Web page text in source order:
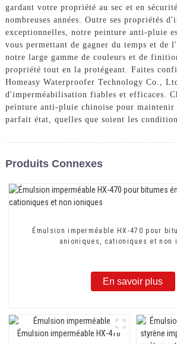
gardant votre propriété au sec et en
nombreuses années. Outre ses propriétés
exceptionnelles, notre peinture anti-pluie
vous permettant de gagner du temps et de
notre large gamme de couleurs et de
propriété tout en la protégeant. Faites
Homeasy Waterproofer Technology Co.,
d'imperméabilisation fiables et efficaces.
peinture anti-pluie chinoise pour maintenir
parfait état, quelles que soient les
Produits Connexes
Émulsion imperméable HX-470 pour
anioniques, cationiques et non
En savoir plus